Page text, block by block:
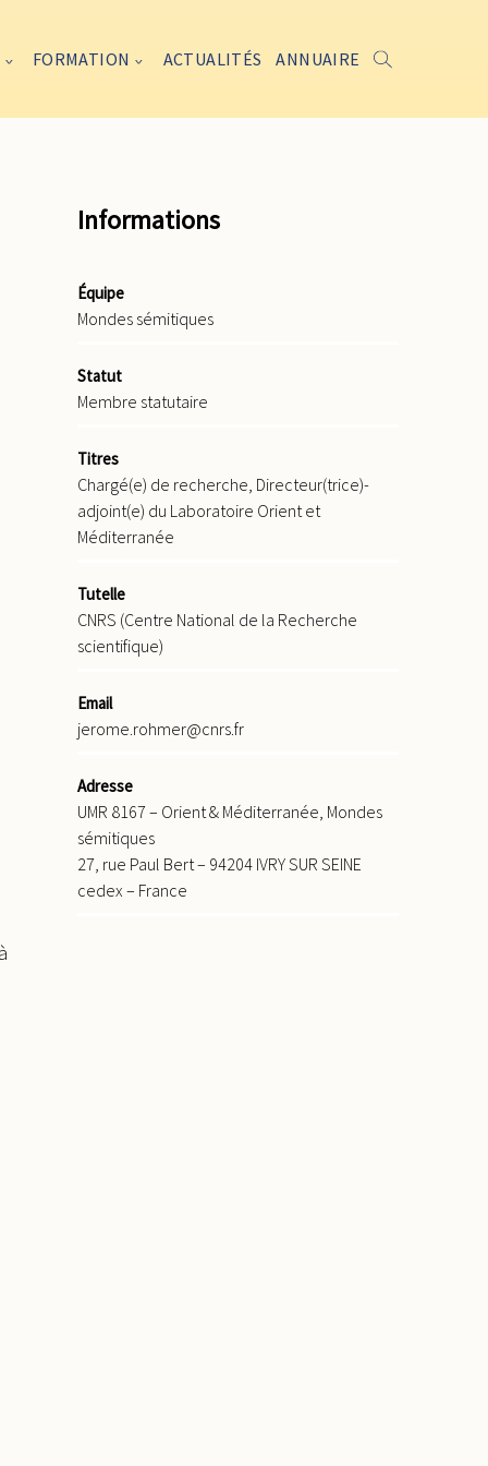
FORMATION ACTUALITÉS ANNUAIRE
Informations
Équipe
Mondes sémitiques
Statut
Membre statutaire
Titres
Chargé(e) de recherche, Directeur(trice)-
adjoint(e) du Laboratoire Orient et
Méditerranée
Tutelle
CNRS (Centre National de la Recherche
scientifique)
Email
jerome.rohmer@cnrs.fr
Adresse
UMR 8167 – Orient & Méditerranée, Mondes
sémitiques
27, rue Paul Bert – 94204 IVRY SUR SEINE
cedex – France